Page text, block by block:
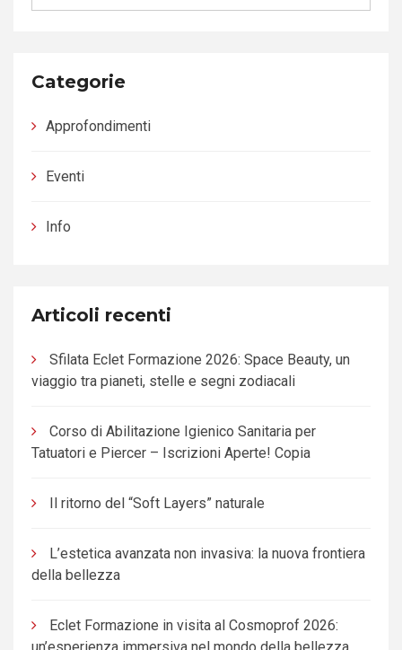
Categorie
Approfondimenti
Eventi
Info
Articoli recenti
Sfilata Eclet Formazione 2026: Space Beauty, un
viaggio tra pianeti, stelle e segni zodiacali
Corso di Abilitazione Igienico Sanitaria per
Tatuatori e Piercer – Iscrizioni Aperte! Copia
Il ritorno del “Soft Layers” naturale
L’estetica avanzata non invasiva: la nuova frontiera
della bellezza
Eclet Formazione in visita al Cosmoprof 2026: